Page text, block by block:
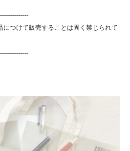
につけて販売することは固く禁じられて